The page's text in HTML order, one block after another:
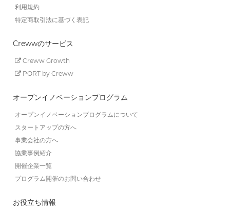
利用規約
特定商取引法に基づく表記
Crewwのサービス
Creww Growth
PORT by Creww
オープンイノベーションプログラム
オープンイノベーションプログラムについて
スタートアップの方へ
事業会社の方へ
協業事例紹介
開催企業一覧
プログラム開催のお問い合わせ
お役立ち情報